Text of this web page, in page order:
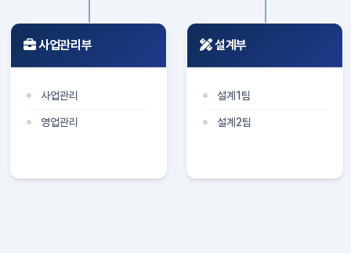
사업관리부
사업관리
영업관리
설계부
설계1팀
설계2팀